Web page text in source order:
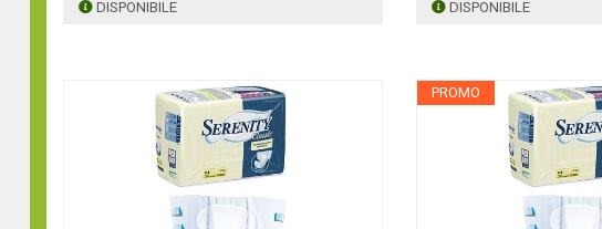
DISPONIBILE DISPONIBILE
PROMO